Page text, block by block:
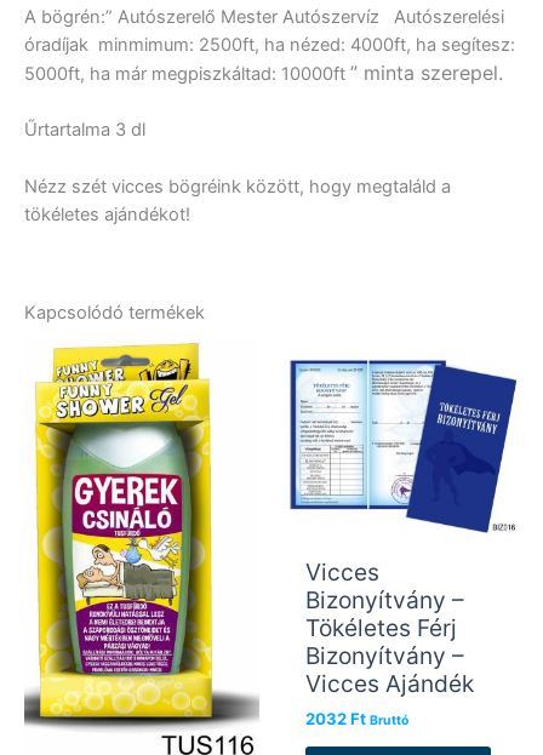
A bögrén:” Autószerelő Mester Autószervíz Autószerelési
óradíjak minmimum: 2500ft, ha nézed: 4000ft, ha segítesz:
5000ft, ha már megpiszkáltad: 10000ft ” minta szerepel.
Űrtartalma 3 dl
Nézz szét vicces bögréink között, hogy megtaláld a
tökéletes ajándékot!
Kapcsolódó termékek
Vicces
Bizonyítvány –
Tökéletes Férj
Bizonyítvány –
Vicces Ajándék
2032Ft Bruttó